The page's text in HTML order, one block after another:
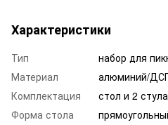
Характеристики
Тип
набор для
Материал
алюминий/
Комплектация
стол и 2 стула
Форма стола